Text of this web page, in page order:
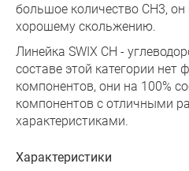
большое количество CH3, он
хорошему скольжению.
Линейка SWIX CH -
составе этой категории нет
компонентов, они на 100%
компонентов с отличными
характеристиками.
Характеристики